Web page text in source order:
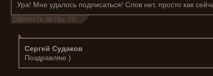
Ура! Мне удалось подписаться! Слов нет, просто как
(1)
Сергей Судаков
Поздравляю )